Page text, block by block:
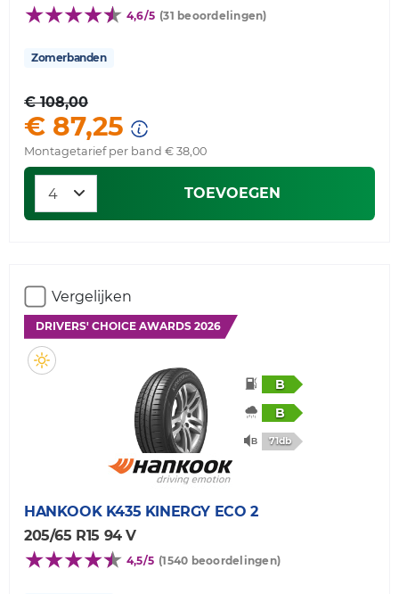
4,6/5 (31 beoordelingen)
Zomerbanden
€ 108,00
€ 87,25
Montagetarief per band € 38,00
TOEVOEGEN
Vergelijken
DRIVERS' CHOICE AWARDS 2026
B
B
71db
HANKOOK K435 KINERGY ECO 2
205/65 R15 94 V
4,5/5 (1540 beoordelingen)